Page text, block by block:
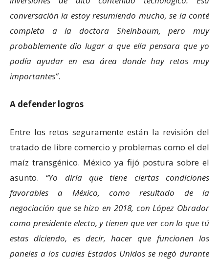
conversación la estoy resumiendo mucho, se la conté
completa a la doctora Sheinbaum, pero muy
probablemente dio lugar a que ella pensara que yo
podía ayudar en esa área donde hay retos muy
importantes .
A defender logros
Entre los retos seguramente están la revisión del
tratado de libre comercio y problemas como el del
maíz transgénico. México ya fijó postura sobre el
asunto.
Yo diría que tiene ciertas condiciones
favorables a México, como resultado de la
negociación que se hizo en 2018, con López Obrador
como presidente electo, y tienen que ver con lo que tú
estas diciendo, es decir, hacer que funcionen los
paneles a los cuales Estados Unidos se negó durante